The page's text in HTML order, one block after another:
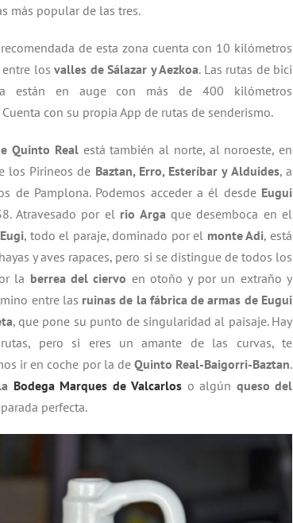
más popular de las tres.
de esta zona cuenta con 10 kilómetros
los valles de Sálazar y Aezkoa. Las rutas de bici
están en auge con más de 400 kilómetros
con su propia App de rutas de senderismo.
Quinto Real está también al norte, al noroeste, en
los Pirineos de Baztan, Erro, Esteríbar y Alduides, a
de Pamplona. Podemos acceder a él desde Eugui
Atravesado por el rio Arga que desemboca en el
, todo el paraje, dominado por el monte Adi, está
y aves rapaces, pero si se distingue de todos los
la berrea del ciervo en otoño y por un extraño y
entre las ruinas de la fábrica de armas de Eugui
, que pone su punto de singularidad al paisaje. Hay
rutas, pero si eres un amante de las curvas, te
ir en coche por la de Quinto Real-Baigorri-Baztan.
Bodega Marques de Valcarlos o algún queso del
perfecta.